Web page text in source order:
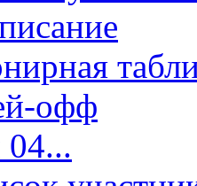
офф
04...